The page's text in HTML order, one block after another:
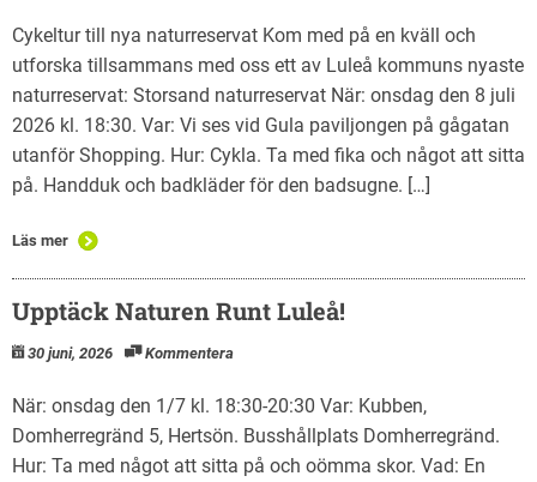
Cykeltur till nya naturreservat Kom med på en kväll och
utforska tillsammans med oss ett av Luleå kommuns nyaste
naturreservat: Storsand naturreservat När: onsdag den 8 juli
2026 kl. 18:30. Var: Vi ses vid Gula paviljongen på gågatan
utanför Shopping. Hur: Cykla. Ta med fika och något att sitta
på. Handduk och badkläder för den badsugne. […]
Läs mer
Upptäck Naturen Runt Luleå!
30 juni, 2026 Kommentera
När: onsdag den 1/7 kl. 18:30-20:30 Var: Kubben,
Domherregränd 5, Hertsön. Busshållplats Domherregränd.
Hur: Ta med något att sitta på och oömma skor. Vad: En